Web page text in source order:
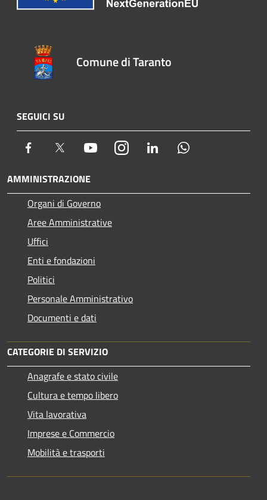
Comune di Taranto
SEGUICI SU
Facebook Twitter YoutubeInstagram LinkedIn
AMMINISTRAZIONE
Organi di Governo
Aree Amministrative
Uffici
Enti e fondazioni
Politici
Personale Amministrativo
Documenti e dati
CATEGORIE DI SERVIZIO
Anagrafe e stato civile
Cultura e tempo libero
Vita lavorativa
Imprese e Commercio
Mobilità e trasporti